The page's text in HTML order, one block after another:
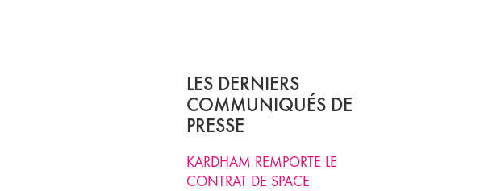
LES DERNIERS
COMMUNIQUÉS DE
PRESSE
KARDHAM REMPORTE LE
CONTRAT DE SPACE